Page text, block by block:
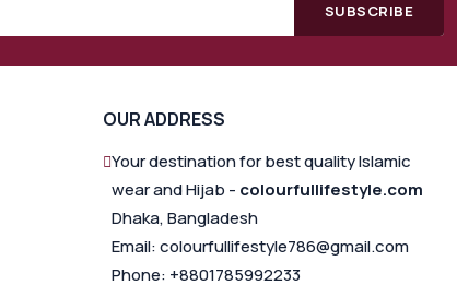
SUBSCRIBE
OUR ADDRESS
Your destination for best quality Islamic
wear and Hijab - colourfullifestyle.com
Dhaka, Bangladesh
Email: colourfullifestyle786@gmail.com
Phone: +8801785992233